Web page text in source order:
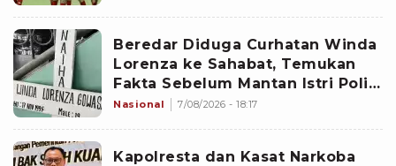
Beredar Diduga Curhatan Winda
Lorenza ke Sahabat, Temukan
Fakta Sebelum Mantan Istri Polisi
di Medan Tewas
Nasional 7/08/2026 - 18:17
Kapolresta dan Kasat Narkoba